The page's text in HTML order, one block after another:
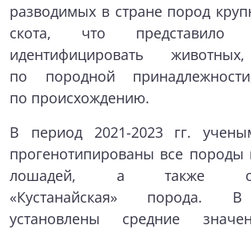
разводимых в стране пород
скота, что представило
идентифицировать
по породной
по происхождению.
В период 2021-2023 гг.
прогенотипированы все породы
лошадей, а также
«Кустанайская» порода. В
установлены средние